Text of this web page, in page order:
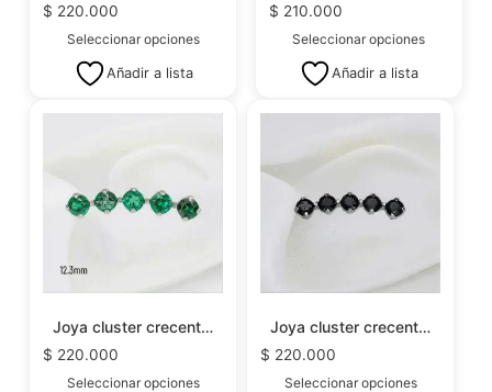
$ 220.000
Seleccionar opciones
Añadir a lista
$ 210.000
Seleccionar opciones
Añadir a lista
Joya cluster crecent…
$ 220.000
Seleccionar opciones
Joya cluster crecent…
$ 220.000
Seleccionar opciones